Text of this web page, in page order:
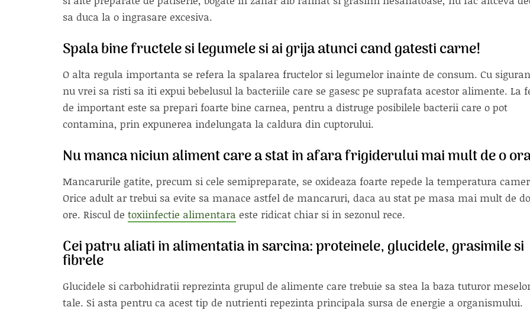
sa duca la o ingrasare excesiva.
Spala bine fructele si legumele si ai grija atunci cand gatesti carne!
O alta regula importanta se refera la spalarea fructelor si legumelor inainte de consum. Cu
nu vrei sa risti sa iti expui bebelusul la bacteriile care se gasesc pe suprafata acestor alimente. La
de important este sa prepari foarte bine carnea, pentru a distruge posibilele bacterii care o pot
contamina, prin expunerea indelungata la caldura din cuptorului.
Nu manca niciun aliment care a stat in afara frigiderului mai mult de o
Mancarurile gatite, precum si cele semipreparate, se oxideaza foarte repede la temperatura
Orice adult ar trebui sa evite sa manace astfel de mancaruri, daca au stat pe masa mai mult de
ore. Riscul de toxiinfectie alimentara este ridicat chiar si in sezonul rece.
Cei patru aliati in alimentatia in sarcina: proteinele, glucidele, grasimile si
fibrele
Glucidele si carbohidratii reprezinta grupul de alimente care trebuie sa stea la baza tuturor
tale. Si asta pentru ca acest tip de nutrienti repezinta principala sursa de energie a organismului.